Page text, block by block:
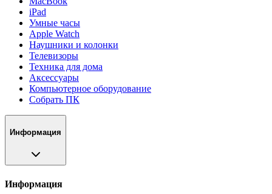
iPad
Умные часы
Apple Watch
Наушники и колонки
Телевизоры
Техника для дома
Аксессуары
Компьютерное оборудование
Собрать ПК
Информация
Информация